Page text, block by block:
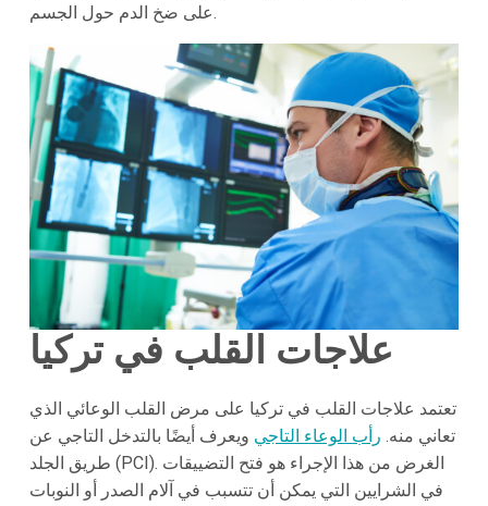
على ضخ الدم حول الجسم.
علاجات القلب في تركيا
تعتمد علاجات القلب في تركيا على مرض القلب الوعائي الذي
تعاني منه. رأب الوعاء التاجي ويعرف أيضًا بالتدخل التاجي عن
طريق الجلد (PCI). الغرض من هذا الإجراء هو فتح التضييقات
في الشرايين التي يمكن أن تتسبب في آلام الصدر أو النوبات